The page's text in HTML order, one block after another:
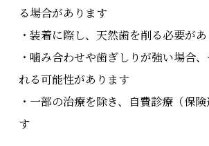
る場合があります
・装着に際し、天然歯を削る必要が
・噛み合わせや歯ぎしりが強い場合
れる可能性があります
・一部の治療を除き、自費診療（保
す